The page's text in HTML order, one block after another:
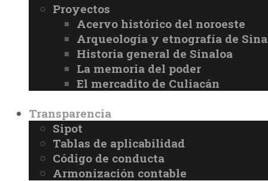
Proyectos
Acervo histórico del noroeste
Arqueología y etnografía de
Historia general de Sinaloa
La memoria del poder
El mercadito de Culiacán
Transparencia
Sipot
Tablas de aplicabilidad
Código de conducta
Armonización contable